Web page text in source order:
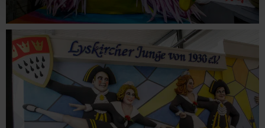
Partner führen diese Informationen möglicherweise mit
weiteren Daten zusammen, die Sie ihnen bereitgestellt
haben oder die sie im Rahmen Ihrer Nutzung der Dienste
gesammelt haben.